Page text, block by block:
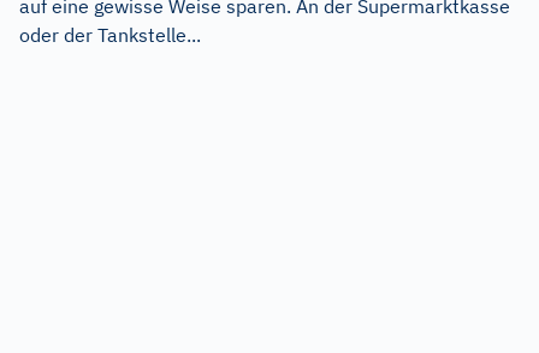
auf eine gewisse Weise sparen. An der Supermarktkasse
oder der Tankstelle...